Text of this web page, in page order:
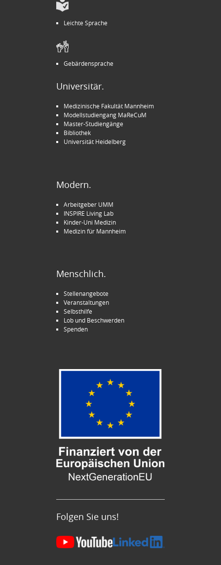
Leichte Sprache
Gebärdensprache
Universitär.
Medizinische Fakultät Mannheim
Modellstudiengang MaReCuM
Master-Studiengänge
Bibliothek
Universität Heidelberg
Modern.
Arbeitgeber UMM
INSPIRE Living Lab
Kinder-Uni Medizin
Medizin für Mannheim
Menschlich.
Stellenangebote
Veranstaltungen
Selbsthilfe
Lob und Beschwerden
Spenden
Folgen Sie uns!